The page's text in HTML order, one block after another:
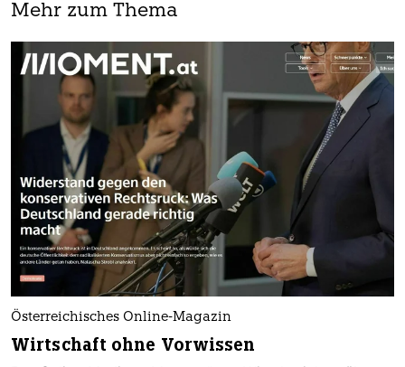
Mehr zum Thema
Österreichisches Online-Magazin
Wirtschaft ohne Vorwissen